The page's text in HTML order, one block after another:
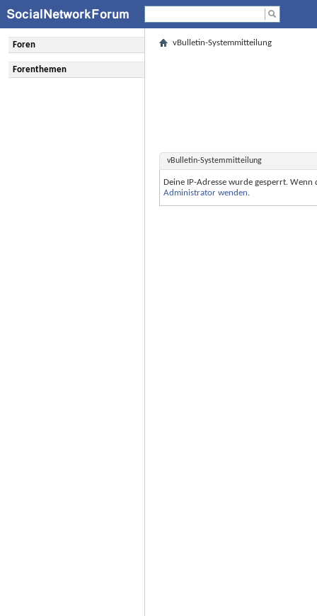
Foren
Forenthemen
vBulletin-Systemmitteilung
vBulletin-Systemmitteilung
Deine IP-Adresse wurde gesperrt.
Administrator wenden.